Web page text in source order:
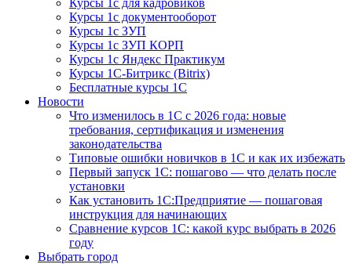
Курсы 1с для кадровиков
Курсы 1с документооборот
Курсы 1с ЗУП
Курсы 1с ЗУП КОРП
Курсы 1с Яндекс Практикум
Курсы 1С-Битрикс (Bitrix)
Бесплатные курсы 1С
Новости
Что изменилось в 1С с 2026 года: новые
требования, сертификация и изменения
законодательства
Типовые ошибки новичков в 1С и как их избежать
Первый запуск 1С: пошагово — что делать после
установки
Как установить 1С:Предприятие — пошаговая
инструкция для начинающих
Сравнение курсов 1С: какой курс выбрать в 2026
году
Выбрать город